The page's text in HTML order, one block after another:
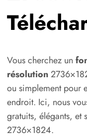
Vous cherchez un
résolution
ou simplement pour
endroit. Ici, nous
gratuits, élégants, et
2736×1824.